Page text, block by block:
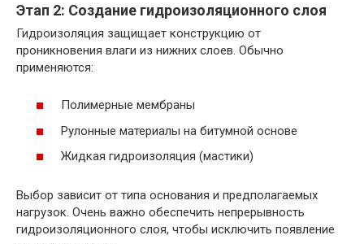
Этап 2: Создание гидроизоляционного слоя
Гидроизоляция защищает конструкцию от
проникновения влаги из нижних слоев. Обычно
применяются:
Полимерные мембраны
Рулонные материалы на битумной основе
Жидкая гидроизоляция (мастики)
Выбор зависит от типа основания и предполагаемых
нагрузок. Очень важно обеспечить непрерывность
гидроизоляционного слоя, чтобы исключить появление